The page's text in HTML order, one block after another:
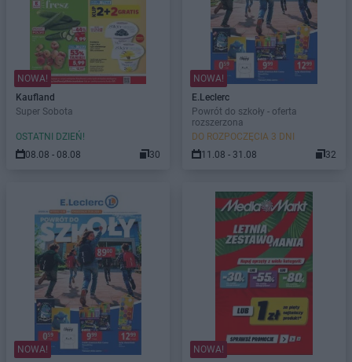
NOWA!
Kaufland
Super Sobota
OSTATNI DZIEŃ!
08.08 - 08.08
30
NOWA!
E.Leclerc
Powrót do szkoły - oferta
rozszerzona
DO ROZPOCZĘCIA 3 DNI
11.08 - 31.08
32
NOWA!
NOWA!